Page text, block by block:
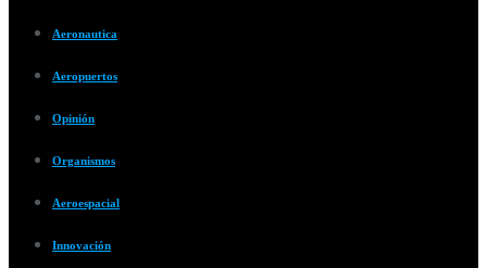
Aeronautica
Aeropuertos
Opinión
Organismos
Aeroespacial
Innovación